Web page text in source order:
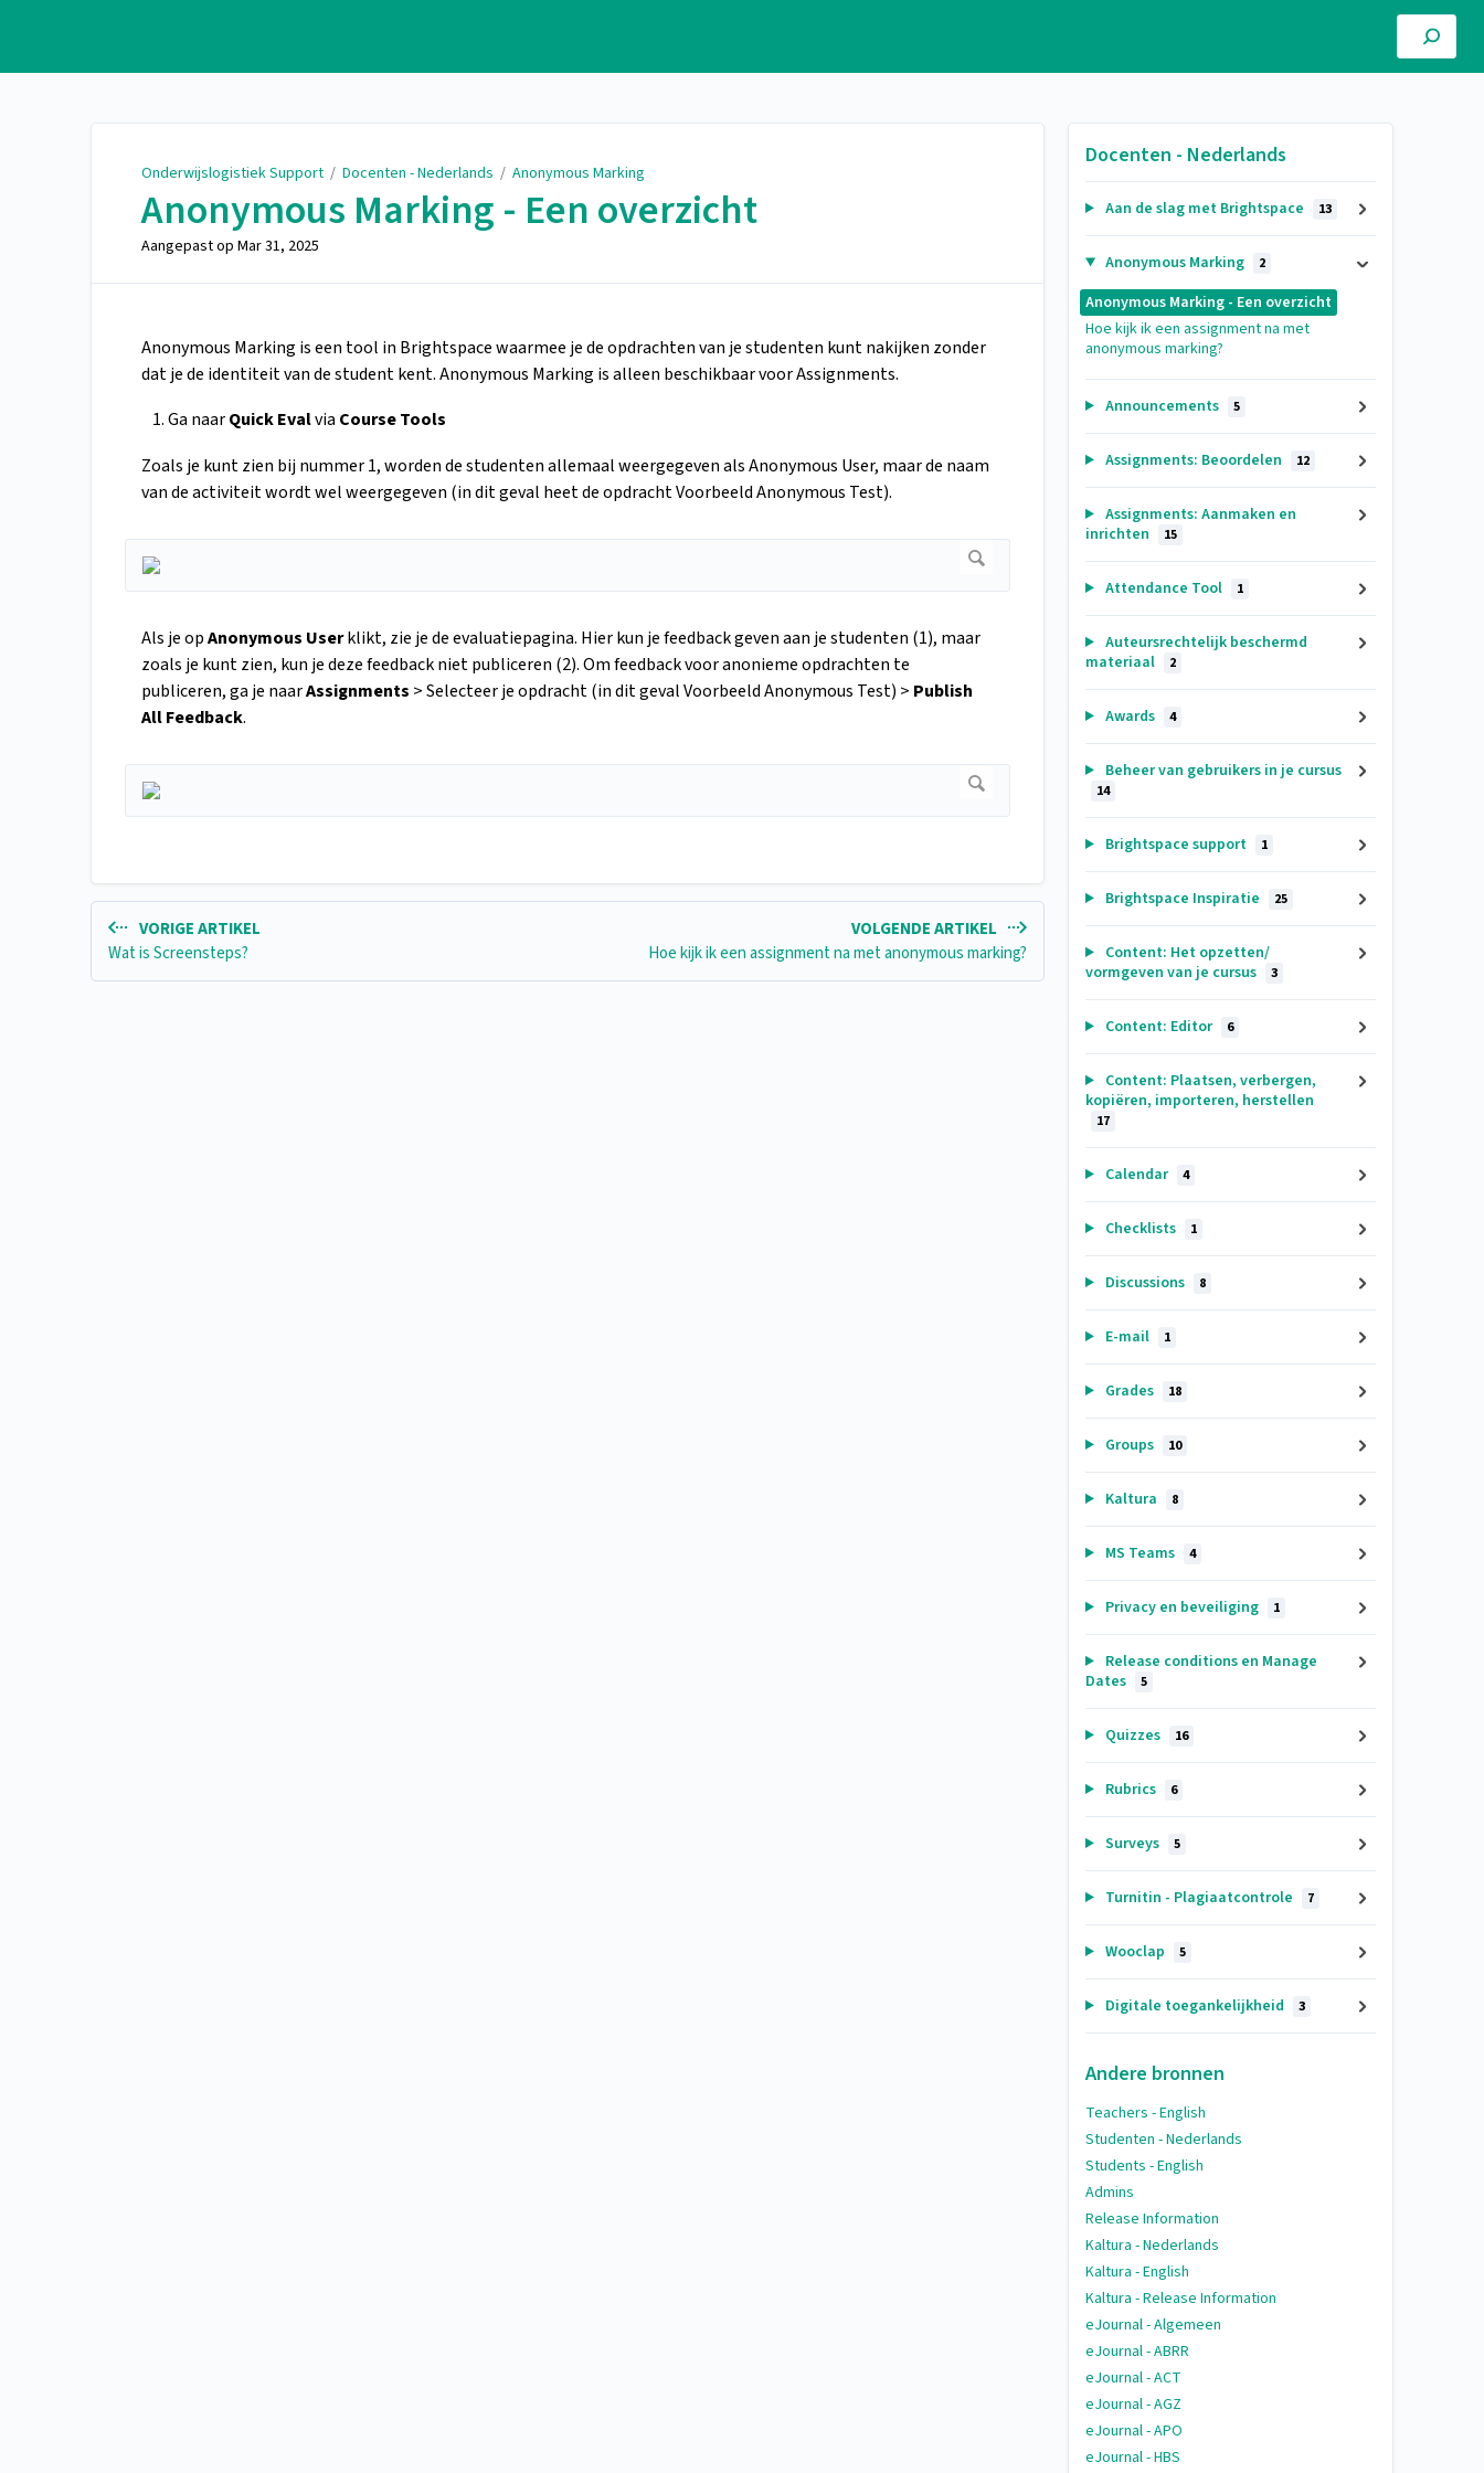
Onderwijslogistiek Support / Docenten - Nederlands / Anonymous Marking
Anonymous Marking - Een overzicht
Aangepast op Mar 31, 2025
Anonymous Marking is een tool in Brightspace waarmee je de opdrachten van je studenten kunt nakijken zonder
dat je de identiteit van de student kent. Anonymous Marking is alleen beschikbaar voor Assignments.
Ga naarQuick Evalvia Course Tools
Zoals je kunt zien bij nummer 1, worden de studenten allemaal weergegeven als Anonymous User, maar de naam
van de activiteit wordt wel weergegeven (in dit geval heet de opdracht Voorbeeld Anonymous Test).
Als je opAnonymous Userklikt, zie je de evaluatiepagina. Hier kun je feedback geven aan je studenten (1), maar
zoals je kunt zien, kun je deze feedback niet publiceren (2). Om feedback voor anonieme opdrachten te
publiceren, ga je naarAssignments > Selecteer je opdracht (in dit geval Voorbeeld Anonymous Test) > Publish
All Feedback.
VORIGE ARTIKEL
Wat is Screensteps?
VOLGENDE ARTIKEL
Hoe kijk ik een assignment na met anonymous marking?
Docenten - Nederlands
Aan de slag met Brightspace 13
Anonymous Marking 2
Anonymous Marking - Een overzicht
Hoe kijk ik een assignment na met
anonymous marking?
Announcements 5
Assignments: Beoordelen 12
Assignments: Aanmaken en
inrichten
15
Attendance Tool 1
Auteursrechtelijk beschermd
materiaal
2
Awards 4
Beheer van gebruikers in je cursus
14
Brightspace support 1
Brightspace Inspiratie 25
Content: Het opzetten/
vormgeven van je cursus
3
Content: Editor 6
Content: Plaatsen, verbergen,
kopiëren, importeren, herstellen
17
Calendar 4
Checklists 1
Discussions 8
E-mail 1
Grades 18
Groups 10
Kaltura 8
MS Teams 4
Privacy en beveiliging 1
Release conditions en Manage
Dates
5
Quizzes 16
Rubrics 6
Surveys 5
Turnitin - Plagiaatcontrole 7
Wooclap 5
Digitale toegankelijkheid 3
Andere bronnen
Teachers - English
Studenten - Nederlands
Students - English
Admins
Release Information
Kaltura - Nederlands
Kaltura - English
Kaltura - Release Information
eJournal - Algemeen
eJournal - ABRR
eJournal - ACT
eJournal - AGZ
eJournal - APO
eJournal - HBS